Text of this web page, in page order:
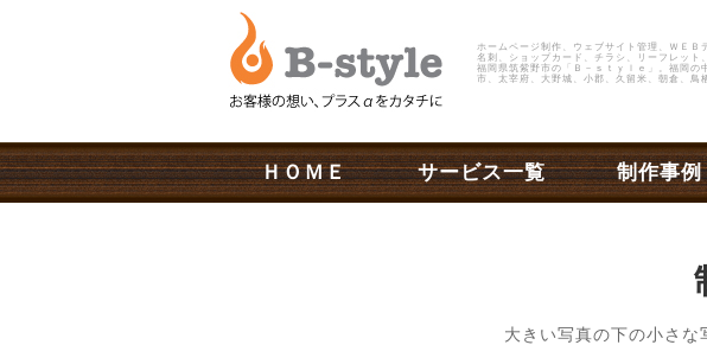
ホームページ制作、ウェブサイト管理、ＷＥＢ
名刺、ショップカード、チラシ、リーフレット
福岡県筑紫野市の 「Ｂ－ｓｔｙｌｅ」
。福岡の
市、太宰府、大野城、小郡、久留米、朝倉、鳥
ＨＯＭＥ サービス一覧 制作事例
大きい写真の下の小さな